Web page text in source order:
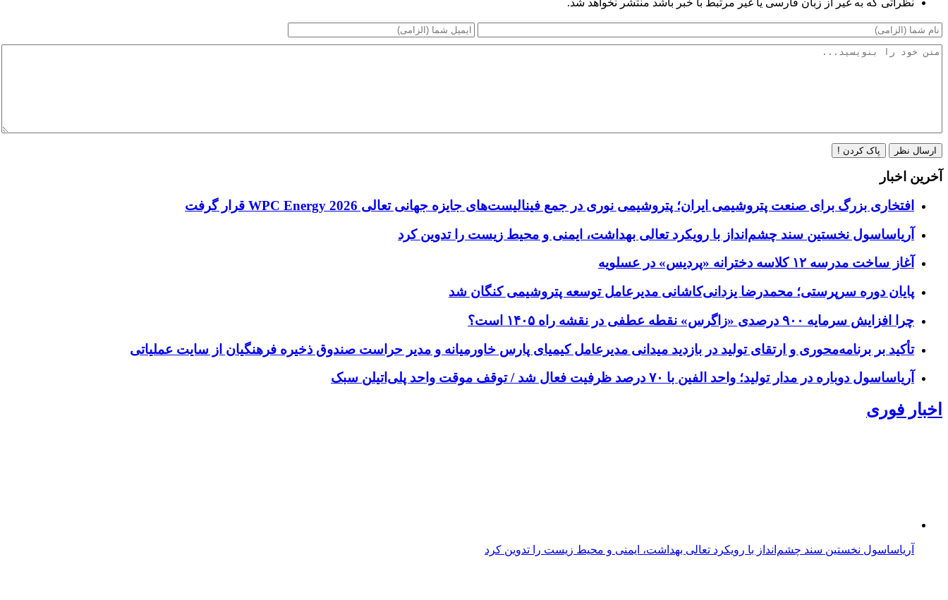
نظراتی که به غیر از زبان فارسی یا غیر مرتبط با خبر باشد منتشر نخواهد شد.
ارسال نظر پاک کردن !
آخرین اخبار
افتخاری بزرگ برای صنعت پتروشیمی ایران؛ پتروشیمی نوری در جمع فینالیست‌های جایزه جهانی تعالی WPC Energy 2026 قرار گرفت
آریاساسول نخستین سند چشم‌انداز با رویکرد تعالی بهداشت، ایمنی و محیط زیست را تدوین کرد
آغاز ساخت مدرسه ۱۲ کلاسه دخترانه «پردیس» در عسلویه
پایان دوره سرپرستی؛ محمدرضا یزدانی‌کاشانی مدیرعامل توسعه پتروشیمی کنگان شد
چرا افزایش سرمایه ۹۰۰ درصدی «زاگرس» نقطه عطفی در نقشه راه ۱۴۰۵ است؟
تأکید بر برنامه‌محوری و ارتقای تولید در بازدید میدانی مدیرعامل کیمیای پارس خاورمیانه و مدیر حراست صندوق ذخیره فرهنگیان از سایت عملیاتی
آریاساسول دوباره در مدار تولید؛ واحد الفین با ۷۰ درصد ظرفیت فعال شد / توقف موقت واحد پلی‌اتیلن سبک
اخبار فوری
آریاساسول نخستین سند چشم‌انداز با رویکرد تعالی بهداشت، ایمنی و محیط زیست را تدوین کرد